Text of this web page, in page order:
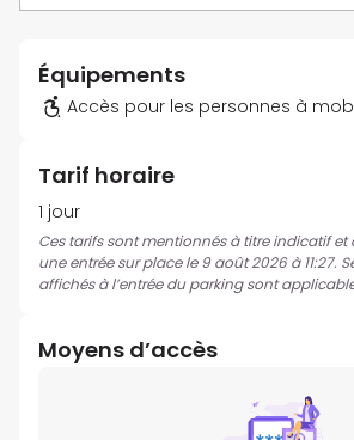
Équipements
Accès pour les personnes à
Tarif horaire
1 jour
Ces tarifs sont mentionnés à titre indicatif
une entrée sur place le 9 août 2026 à 11:27.
affichés à l’entrée du parking sont
Moyens d’accès